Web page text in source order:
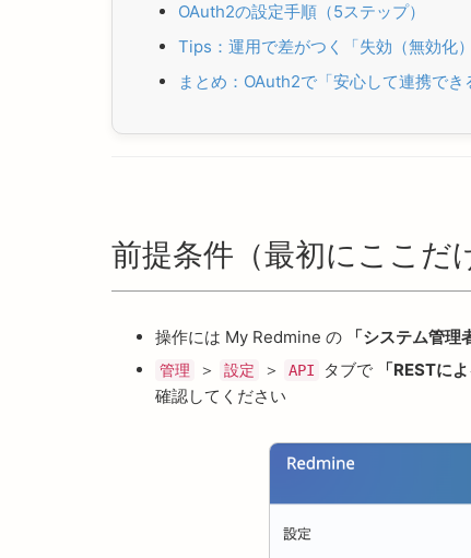
OAuth2の設定手順（5ステップ）
Tips：運用で差がつく「失効（無効化
まとめ：OAuth2で「安心して連携でき
前提条件（最初にここだ
操作には My Redmine の 「システム管理
管理 ＞ 設定 ＞ API タブで 「RESTに
確認してください